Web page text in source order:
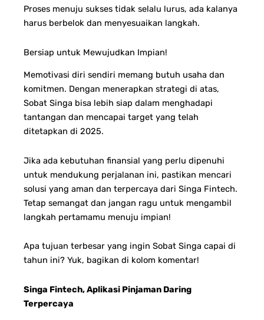
Proses menuju sukses tidak selalu lurus, ada kalanya
harus berbelok dan menyesuaikan langkah.
Bersiap untuk Mewujudkan Impian!
Memotivasi diri sendiri memang butuh usaha dan
komitmen. Dengan menerapkan strategi di atas,
Sobat Singa bisa lebih siap dalam menghadapi
tantangan dan mencapai target yang telah
ditetapkan di 2025.
Jika ada kebutuhan finansial yang perlu dipenuhi
untuk mendukung perjalanan ini, pastikan mencari
solusi yang aman dan terpercaya dari Singa Fintech.
Tetap semangat dan jangan ragu untuk mengambil
langkah pertamamu menuju impian!
Apa tujuan terbesar yang ingin Sobat Singa capai di
tahun ini? Yuk, bagikan di kolom komentar!
Singa Fintech, Aplikasi Pinjaman Daring
Terpercaya